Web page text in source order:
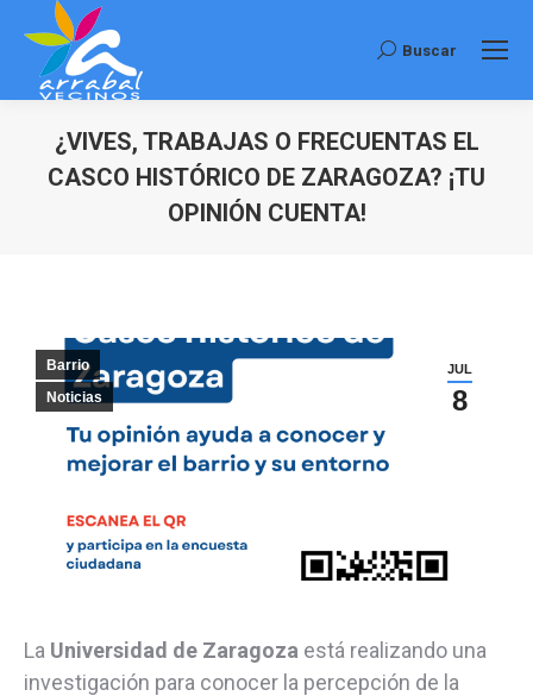
Buscar:
Buscar
¿VIVES, TRABAJAS O FRECUENTAS EL
CASCO HISTÓRICO DE ZARAGOZA? ¡TU
OPINIÓN CUENTA!
JUL
8
Barrio
Noticias
La Universidad de Zaragoza está realizando una
investigación para conocer la percepción de la